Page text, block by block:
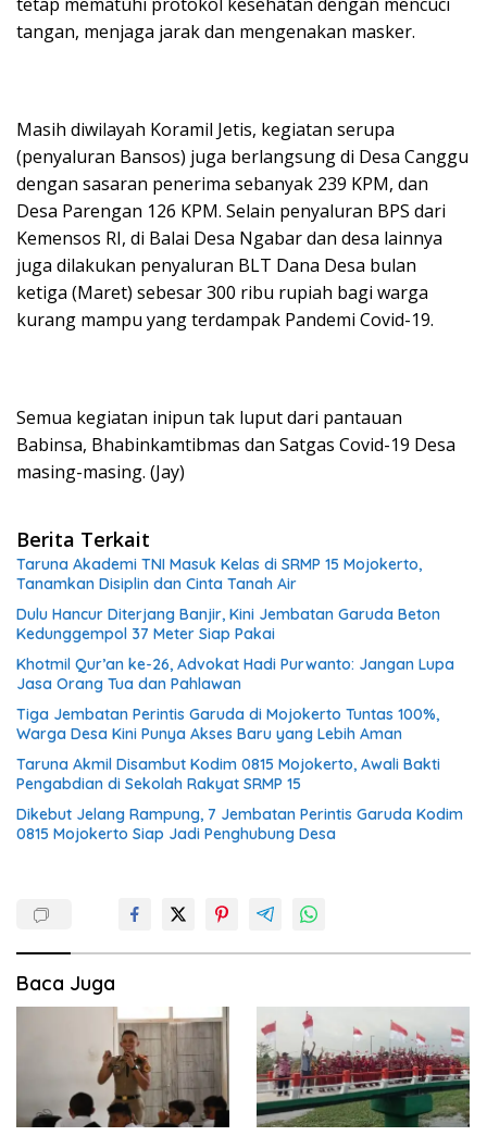
tangan, menjaga jarak dan mengenakan masker.
Masih diwilayah Koramil Jetis, kegiatan serupa
(penyaluran Bansos) juga berlangsung di Desa Canggu
dengan sasaran penerima sebanyak 239 KPM, dan
Desa Parengan 126 KPM. Selain penyaluran BPS dari
Kemensos RI, di Balai Desa Ngabar dan desa lainnya
juga dilakukan penyaluran BLT Dana Desa bulan
ketiga (Maret) sebesar 300 ribu rupiah bagi warga
kurang mampu yang terdampak Pandemi Covid-19.
Semua kegiatan inipun tak luput dari pantauan
Babinsa, Bhabinkamtibmas dan Satgas Covid-19 Desa
masing-masing. (Jay)
Berita Terkait
Taruna Akademi TNI Masuk Kelas di SRMP 15 Mojokerto,
Tanamkan Disiplin dan Cinta Tanah Air
Dulu Hancur Diterjang Banjir, Kini Jembatan Garuda Beton
Kedunggempol 37 Meter Siap Pakai
Khotmil Qur’an ke-26, Advokat Hadi Purwanto: Jangan Lupa
Jasa Orang Tua dan Pahlawan
Tiga Jembatan Perintis Garuda di Mojokerto Tuntas 100%,
Warga Desa Kini Punya Akses Baru yang Lebih Aman
Taruna Akmil Disambut Kodim 0815 Mojokerto, Awali Bakti
Pengabdian di Sekolah Rakyat SRMP 15
Dikebut Jelang Rampung, 7 Jembatan Perintis Garuda Kodim
0815 Mojokerto Siap Jadi Penghubung Desa
Baca Juga